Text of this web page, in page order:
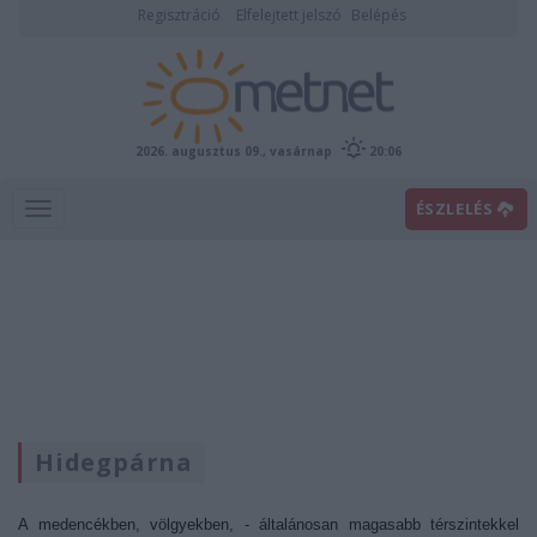
Regisztráció Elfelejtett jelszó Belépés
2026. augusztus 09., vasárnap 20:06
ÉSZLELÉS
Hidegpárna
A medencékben, völgyekben, - általánosan magasabb térszintekkel